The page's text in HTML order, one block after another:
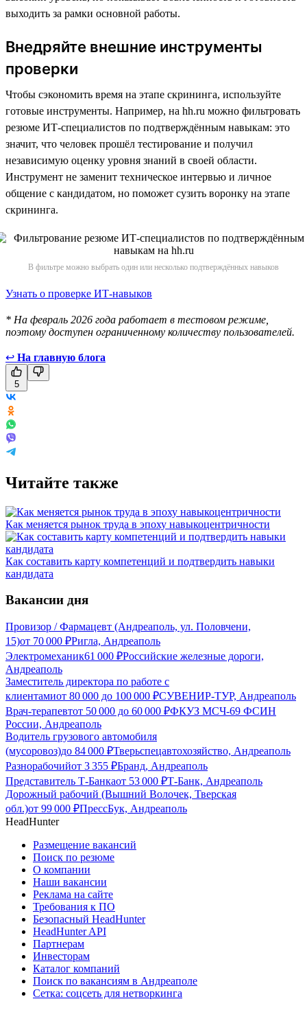
выходить за рамки основной работы.
Внедряйте внешние инструменты
проверки
Чтобы сэкономить время на этапе скрининга, используйте
готовые инструменты. Например, на hh.ru можно фильтровать
резюме ИТ-специалистов по подтверждённым навыкам: это
значит, что человек прошёл тестирование и получил
независимую оценку уровня знаний в своей области.
Инструмент не заменит техническое интервью и личное
общение с кандидатом, но поможет сузить воронку на этапе
скрининга.
В фильтре можно выбрать один или несколько подтверждённых навыков
Узнать о проверке ИТ-навыков
* На февраль 2026 года работает в тестовом режиме,
поэтому доступен ограниченному количеству пользователей.
↩ На главную блога
5
Читайте также
Как меняется рынок труда в эпоху навыкоцентричности
Как составить карту компетенций и подтвердить навыки
кандидата
Вакансии дня
Провизор / Фармацевт (Андреаполь, ул. Половчени,
15)от 70 000 ₽Ригла, Андреаполь
Электромеханик61 000 ₽Российские железные дороги,
Андреаполь
Заместитель директора по работе с
клиентамиот 80 000 до 100 000 ₽СУВЕНИР-ТУР, Андреаполь
Врач-терапевтот 50 000 до 60 000 ₽ФКУЗ МСЧ-69 ФСИН
России, Андреаполь
Водитель грузового автомобиля
(мусоровоз)до 84 000 ₽Тверьспецавтохозяйство, Андреаполь
Разнорабочийот 3 355 ₽Бранд, Андреаполь
Представитель Т-Банкаот 53 000 ₽Т-Банк, Андреаполь
Дорожный рабочий (Вышний Волочек, Тверская
обл.)от 99 000 ₽ПрессБук, Андреаполь
HeadHunter
Размещение вакансий
Поиск по резюме
О компании
Наши вакансии
Реклама на сайте
Требования к ПО
Безопасный HeadHunter
HeadHunter API
Партнерам
Инвесторам
Каталог компаний
Поиск по вакансиям в Андреаполе
Сетка: соцсеть для нетворкинга